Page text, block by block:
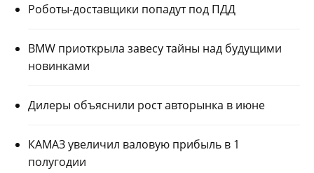
Роботы-доставщики попадут под ПДД
BMW приоткрыла завесу тайны над будущими
новинками
Дилеры объяснили рост авторынка в июне
КАМАЗ увеличил валовую прибыль в 1
полугодии